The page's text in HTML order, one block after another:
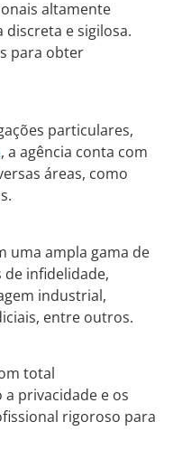
altamente
e sigilosa.
para obter
particulares,
, a agência conta com
áreas, como
uma ampla gama de
de infidelidade,
industrial,
entre outros.
total
privacidade e os
rigoroso para